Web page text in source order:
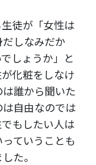
徒が「女性は
しなみだか
しょうか」と
化粧をしなけ
誰から聞いた
自由なのでは
もしたい人は
ていうことも
た。